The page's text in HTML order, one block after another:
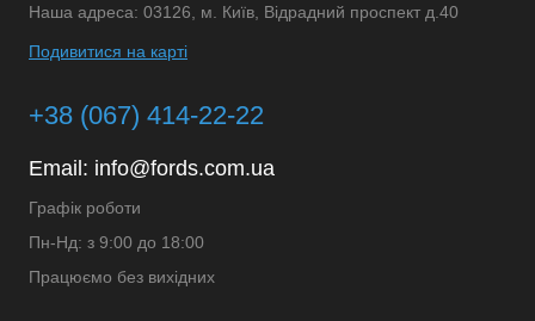
Наша адреса: 03126, м. Київ, Відрадний проспект д.40
Подивитися на карті
+38 (067) 414-22-22
Email: info@fords.com.ua
Графік роботи
Пн-Нд: з 9:00 до 18:00
Працюємо без вихідних